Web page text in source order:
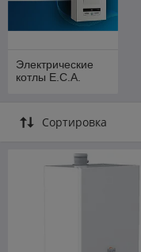
Электрические
котлы E.C.A.
Сортировка